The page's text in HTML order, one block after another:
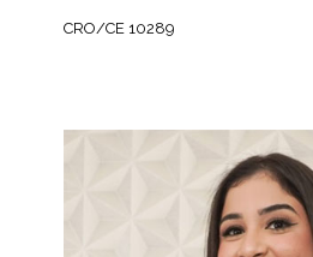
CRO/CE 10289